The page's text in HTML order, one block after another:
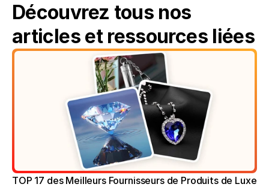
Découvrez tous nos
articles et ressources liées
TOP 17 des Meilleurs Fournisseurs de Produits de Luxe